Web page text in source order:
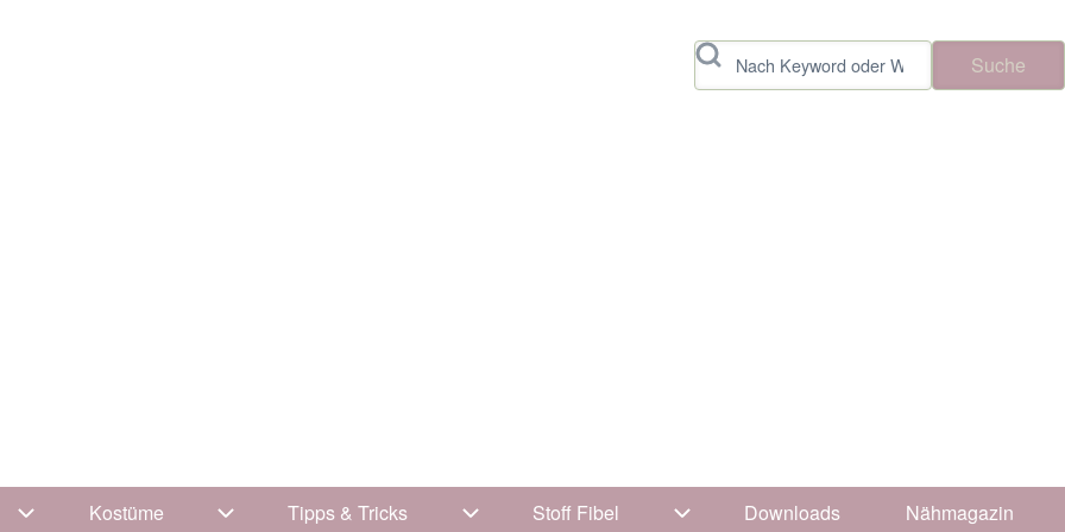
Suche
Unternavigation von Kleidung
Kostüme Unternavigation von Kostüme
Tipps & Tricks Unternavigation von Tipps & Tricks
Stoff Fibel Unternavigation von Stoff Fibel
Downloads Nähmagazin